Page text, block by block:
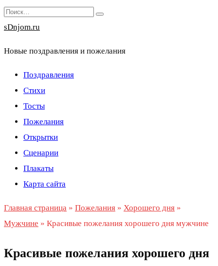
Перейти
к
Search
for:
sDnjom.ru
Новые поздравления и пожелания
Поздравления
Стихи
Тосты
Пожелания
Открытки
Сценарии
Плакаты
Карта сайта
Главная страница » Пожелания » Хорошего дня »
Мужчине » Красивые пожелания хорошего дня мужчине
Красивые пожелания хорошего дня